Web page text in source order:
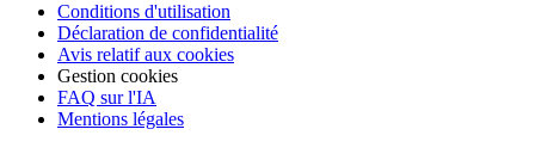
Conditions d'utilisation
Déclaration de confidentialité
Avis relatif aux cookies
Gestion cookies
FAQ sur l'IA
Mentions légales